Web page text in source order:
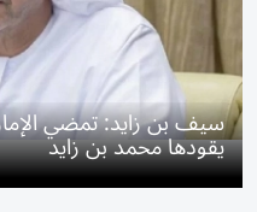
سيف بن زايد: تمضي
يقودها محمد بن زايد